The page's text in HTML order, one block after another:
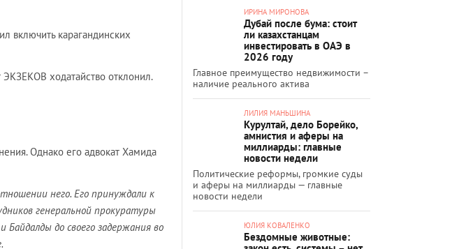
включить карагандинских
ЭКЗЕКОВ ходатайство отклонил.
Однако его адвокат Хамида
него. Его принуждали к
генеральной прокуратуры
Байдалды до своего задержания во
ИРИНА МИРОНОВА
Дубай после бума: стоит
ли казахстанцам
инвестировать в ОАЭ в
2026 году
Главное преимущество недвижимости –
наличие реального актива
ЛИЛИЯ МАНЬШИНА
Курултай, дело Борейко,
амнистия и аферы на
миллиарды: главные
новости недели
Политические реформы, громкие суды
и аферы на миллиарды — главные
новости недели
ЮЛИЯ КОВАЛЕНКО
Бездомные животные: